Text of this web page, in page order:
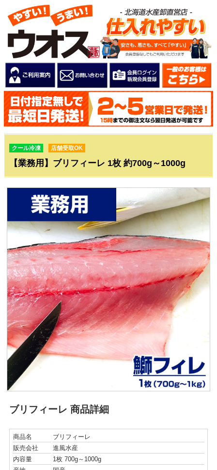
クール冷凍 店舗受取OK
【業務用】ブリフィーレ 1枚 約700g～1000g
ブリフィーレ 商品詳細
商品名
ブリフィーレ
販売会社
進風水産
内容量
1枚 700g～1000g